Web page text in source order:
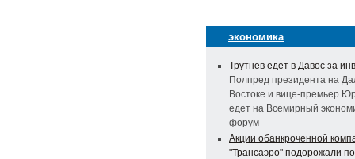
экономика
Трутнев едет в Давос за
Полпред президента на
Востоке и вице-премьер
едет на Всемирный
форум
Акции обанкроченной
"Трансаэро" подорожали